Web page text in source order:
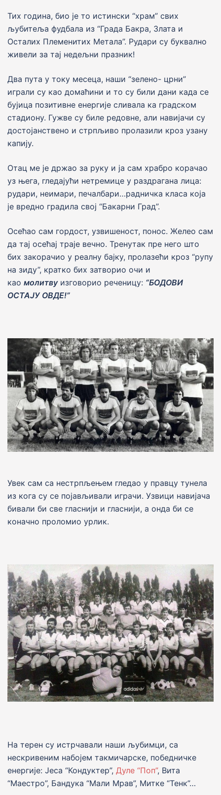
Тих година, био је то истински “храм” свих
љубитеља фудбала из “Града Бакра, Злата и
Осталих Племенитих Метала”. Рудари су буквално
живели за тај недељни празник!
Два пута у току месеца, наши “зелено- црни”
играли су као домаћини и то су били дани када се
бујица позитивне енергије сливала ка градском
стадиону. Гужве су биле редовне, али навијачи су
достојанствено и стрпљиво пролазили кроз узану
капију.
Отац ме је држао за руку и ја сам храбро корачао
уз њега, гледајући нетремице у раздрагана лица:
рудари, неимари, печалбари…радничка класа која
је вредно градила свој “Бакарни Град”.
Осећао сам гордост, узвишеност, понос. Желео сам
да тај осећај траје вечно. Тренутак пре него што
бих закорачио у реалну бајку, пролазећи кроз “рупу
на зиду”, кратко бих затворио очи и
као молитвуизговорио реченицу: “БОДОВИ
ОСТАЈУ ОВДЕ!”
Увек сам са нестрпљењем гледао у правцу тунела
из кога су се појављивали играчи. Узвици навијача
бивали би све гласнији и гласнији, а онда би се
коначно проломио урлик.
На терен су истрчавали наши љубимци, са
нескривеним набојем такмичарске, победничке
енергије: Јеса “Кондуктер”, Дуле “Поп”, Вита
“Маестро”, Бандука “Мали Мрав”, Митке “Тенк”…